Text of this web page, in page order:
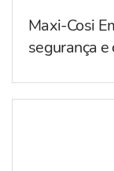
Maxi-Cosi
segurança